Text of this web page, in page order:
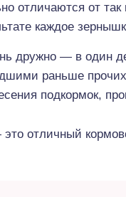
отличаются от
каждое
дружно — в один
раньше
подкормок,
отличный